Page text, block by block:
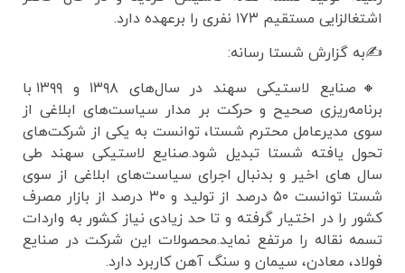
اشتغالزایی مستقیم ۱۷۳ نفری را برعهده دارد.
✍️به گزارش شستا رسانه:
🔸صنایع لاستیکی سهند در سال‌های ۱۳۹۸ و ۱۳۹۹ با
برنامه‌ریزی صحیح و حرکت بر مدار سیاست‌های ابلاغی از
سوی مدیرعامل محترم شستا، توانست به یکی از شرکت‌های
تحول یافته شستا تبدیل شود.صنایع لاستیکی سهند طی
سال های اخیر و بدنبال اجرای سیاست‌های ابلاغی از سوی
شستا توانست ۵۰ درصد از تولید و ۳۰ درصد از بازار مصرف
کشور را در اختیار گرفته و تا حد زیادی نیاز کشور به واردات
تسمه نقاله را مرتفع نماید.محصولات این شرکت در صنایع
فولاد، معادن، سیمان و سنگ آهن کاربرد دارد.